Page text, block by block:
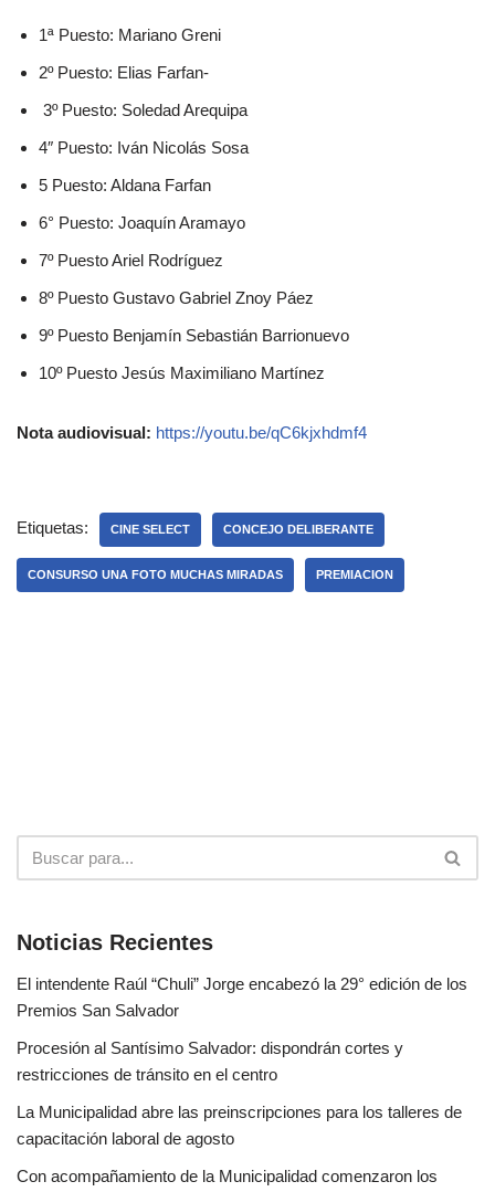
1ª Puesto: Mariano Greni
2º Puesto: Elias Farfan-
3º Puesto: Soledad Arequipa
4″ Puesto: Iván Nicolás Sosa
5 Puesto: Aldana Farfan
6° Puesto: Joaquín Aramayo
7º Puesto Ariel Rodríguez
8º Puesto Gustavo Gabriel Znoy Páez
9º Puesto Benjamín Sebastián Barrionuevo
10º Puesto Jesús Maximiliano Martínez
Nota audiovisual: https://youtu.be/qC6kjxhdmf4
Etiquetas: CINE SELECT CONCEJO DELIBERANTE
CONSURSO UNA FOTO MUCHAS MIRADAS PREMIACION
Noticias Recientes
El intendente Raúl “Chuli” Jorge encabezó la 29° edición de los
Premios San Salvador
Procesión al Santísimo Salvador: dispondrán cortes y
restricciones de tránsito en el centro
La Municipalidad abre las preinscripciones para los talleres de
capacitación laboral de agosto
Con acompañamiento de la Municipalidad comenzaron los